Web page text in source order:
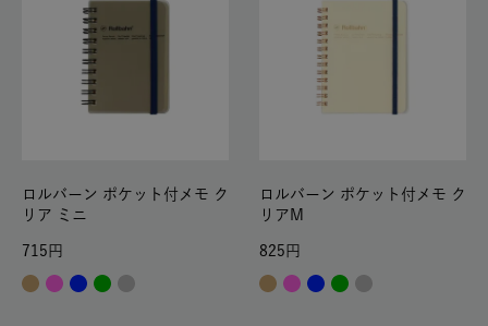
ロルバーン ポケット付メモ ク
リア ミニ
715
ロルバーン ポケット付メモ ク
リアM
825